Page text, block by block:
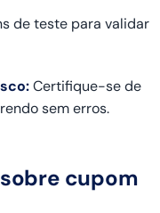
de teste para validar
Certifique-se de
sem erros.
cupom